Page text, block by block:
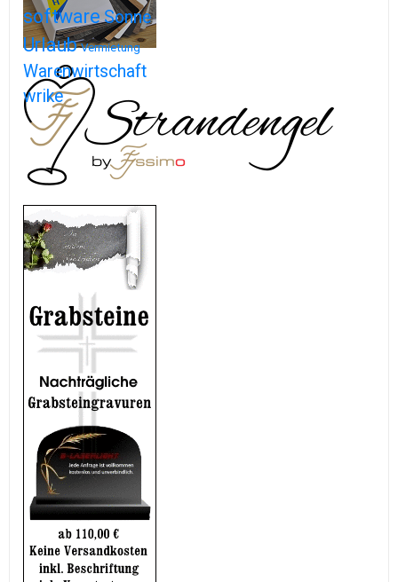
softwareSonne
Urlaub Vermietung
Warenwirtschaft
wrike